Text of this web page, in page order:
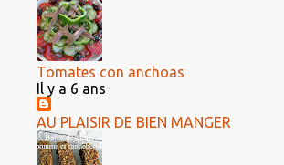
Tomates con anchoas
Il y a 6 ans
AU PLAISIR DE BIEN MANGER